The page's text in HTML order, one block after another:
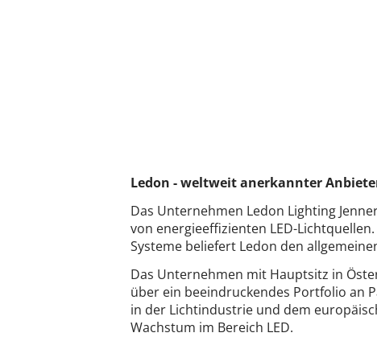
Ledon - weltweit anerkannter
Das Unternehmen Ledon Lighting
von energieeffizienten LED-
Systeme beliefert Ledon den
Das Unternehmen mit Hauptsitz in
über ein beeindruckendes Portfolio an
in der Lichtindustrie und dem
Wachstum im Bereich LED.